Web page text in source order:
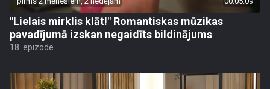
"Lielais mirklis klāt!" Romantiskas mūzikas
pavadījumā izskan negaidīts bildinājums
18. epizode